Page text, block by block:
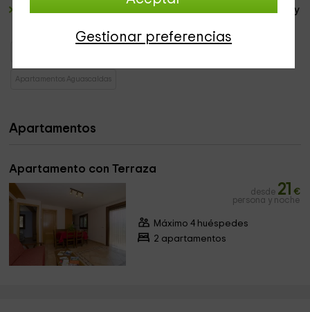
Gestionar preferencias
, ideal para aquellas comidas en familia y
Apartamentos Aguascaldas
Apartamentos
Apartamento con Terraza
desde 21 €
persona y noche
Máximo 4 huéspedes
2 apartamentos